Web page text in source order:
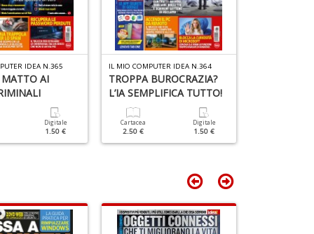
IDEA N.365
MATTO AI
Digitale
1.50 €
IL MIO COMPUTER IDEA N.364
TROPPA BUROCRAZIA?
L’IA SEMPLIFICA TUTTO!
Cartacea
2.50 €
Digitale
1.50 €